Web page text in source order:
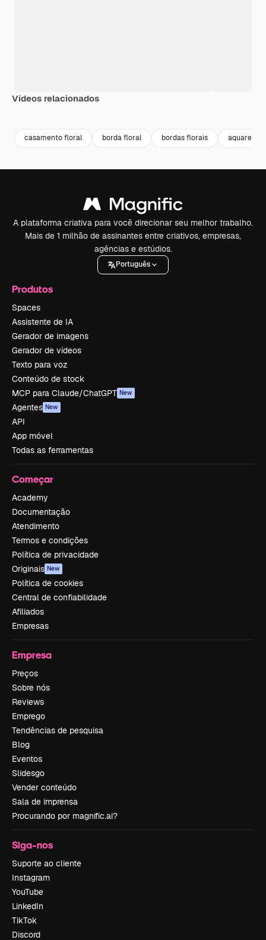
Vídeos relacionados
casamento floral borda floral bordas florais aquarela
A plataforma criativa para você direcionar seu melhor trabalho.
Mais de 1 milhão de assinantes entre criativos, empresas,
agências e estúdios.
Português
Produtos
Spaces
Assistente de IA
Gerador de imagens
Gerador de vídeos
Texto para voz
Conteúdo de stock
MCP para Claude/ChatGPT New
Agentes New
API
App móvel
Todas as ferramentas
Começar
Academy
Documentação
Atendimento
Termos e condições
Política de privacidade
Originais New
Política de cookies
Central de confiabilidade
Afiliados
Empresas
Empresa
Preços
Sobre nós
Reviews
Emprego
Tendências de pesquisa
Blog
Eventos
Slidesgo
Vender conteúdo
Sala de imprensa
Procurando por magnific.ai?
Siga-nos
Suporte ao cliente
Instagram
YouTube
LinkedIn
TikTok
Discord